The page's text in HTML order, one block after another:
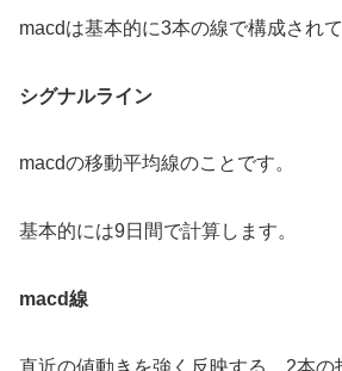
macdは基本的に3本の線で構成されて
シグナルライン
macdの移動平均線のことです。
基本的には9日間で計算します。
macd線
直近の値動きを強く反映する、2本の